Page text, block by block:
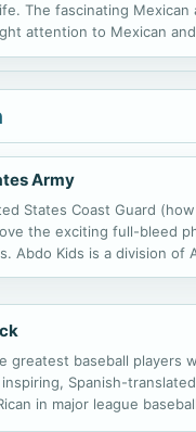
The fascinating
attention to Mexican
Children's Book 2018
Army
States Coast Guard
the exciting full-bleed
Abdo Kids is a division of
greatest baseball
Spanish-
in major league